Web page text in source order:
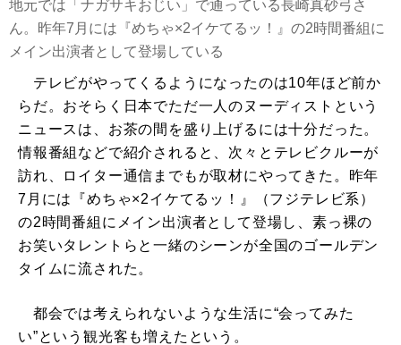
地元では「ナガサキおじい」で通っている長崎真砂弓さ
ん。昨年7月には『めちゃ×2イケてるッ！』の2時間番組に
メイン出演者として登場している
テレビがやってくるようになったのは10年ほど前か
らだ。おそらく日本でただ一人のヌーディストという
ニュースは、お茶の間を盛り上げるには十分だった。
情報番組などで紹介されると、次々とテレビクルーが
訪れ、ロイター通信までもが取材にやってきた。昨年
7月には『めちゃ×2イケてるッ！』（フジテレビ系）
の2時間番組にメイン出演者として登場し、素っ裸の
お笑いタレントらと一緒のシーンが全国のゴールデン
タイムに流された。
都会では考えられないような生活に“会ってみた
い”という観光客も増えたという。